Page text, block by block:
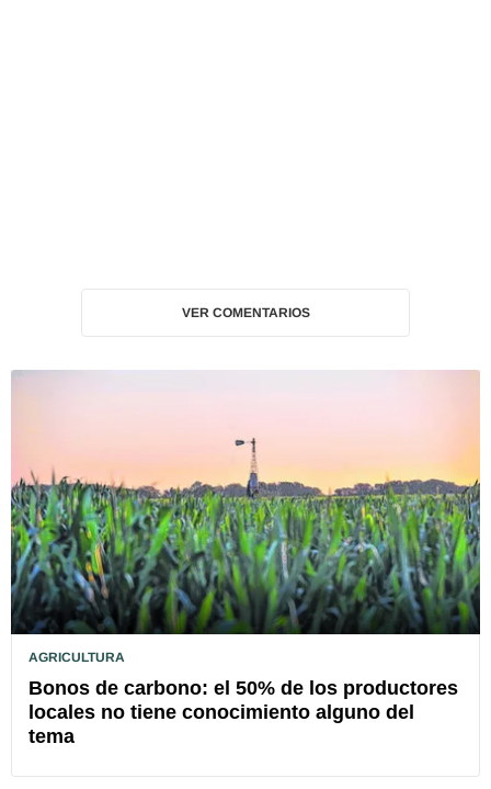
VER COMENTARIOS
AGRICULTURA
Bonos de carbono: el 50% de los productores
locales no tiene conocimiento alguno del
tema